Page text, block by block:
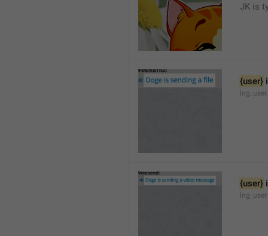
JK is
{user}
{user}